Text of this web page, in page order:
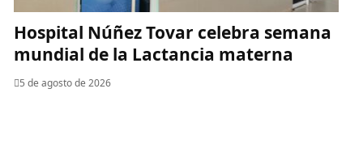
Hospital Núñez Tovar celebra semana
mundial de la Lactancia materna
5 de agosto de 2026